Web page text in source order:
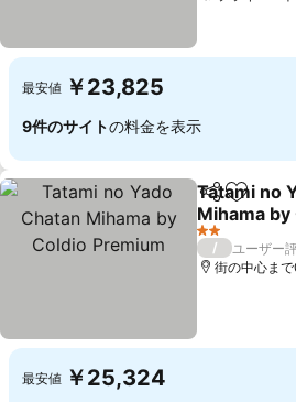
最安値 ￥23,825
9件のサイトの料金を表示
シェアお気に
Tatami no
Mihama by
Premium
料金を表示
2 ホテルのランク
/
ユーザー
街の中心ま
最安値 ￥25,324